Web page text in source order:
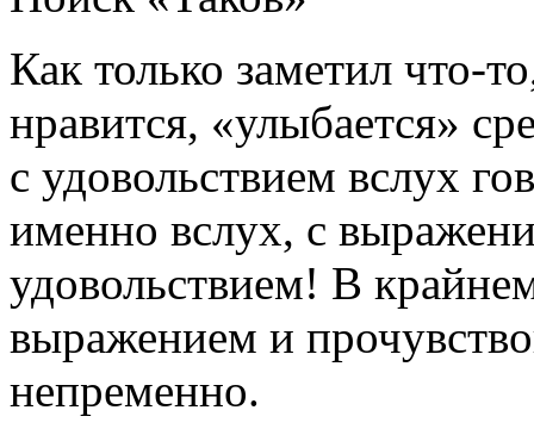
Как только заметил что-
нравится, «улыбается»
с удовольствием вслух
именно вслух, с
удовольствием! В
выражением и
непременно.